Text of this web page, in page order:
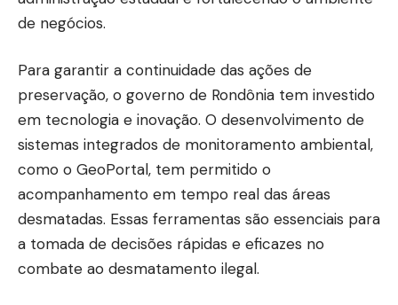
de negócios.
Para garantir a continuidade das ações de
preservação, o governo de Rondônia tem investido
em tecnologia e inovação. O desenvolvimento de
sistemas integrados de monitoramento ambiental,
como o GeoPortal, tem permitido o
acompanhamento em tempo real das áreas
desmatadas. Essas ferramentas são essenciais para
a tomada de decisões rápidas e eficazes no
combate ao desmatamento ilegal.